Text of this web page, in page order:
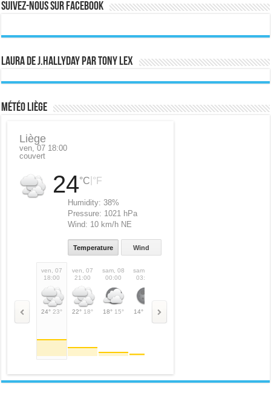
Suivez-nous sur Facebook
Laura de J.Hallyday par Tony Lex
Météo Liège
Liège
ven, 07 18:00
couvert
24°C °F
Humidity:38%
Pressure: 1021 hPa
Wind: 10 km/h NE
Temperature Wind
ven, 07
18:00
24° 23°
ven, 07
21:00
22° 18°
sam, 08
00:00
18° 15°
sam, 08
03:00
14°